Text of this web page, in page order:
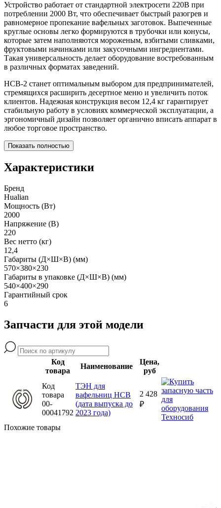
Устройство работает от стандартной электросети 220В при
потреблении 2000 Вт, что обеспечивает быстрый разогрев и
равномерное пропекание вафельных заготовок. Выпеченные
круглые основы легко формируются в трубочки или конусы,
которые затем наполняются мороженым, взбитыми сливками,
фруктовыми начинками или закусочными ингредиентами.
Такая универсальность делает оборудование востребованным
в различных форматах заведений.
HCB-2 станет оптимальным выбором для предпринимателей,
стремящихся расширить десертное меню и увеличить поток
клиентов. Надежная конструкция весом 12,4 кг гарантирует
стабильную работу в условиях коммерческой эксплуатации, а
эргономичный дизайн позволяет органично вписать аппарат в
любое торговое пространство.
Показать полностью
Характеристики
Бренд
Hualian
Мощность (Вт)
2000
Напряжение (В)
220
Вес нетто (кг)
12,4
Габариты (Д×Ш×В) (мм)
570×380×230
Габариты в упаковке (Д×Ш×В) (мм)
540×400×290
Гарантийный срок
6
Запчасти для этой модели
Код
товара
Наименование
Цена,
руб
Код
товара
00-
00041792
ТЭН для
вафельниц HCB
(дата выпуска до
2023 года)
2 428
₽
Похожие товары